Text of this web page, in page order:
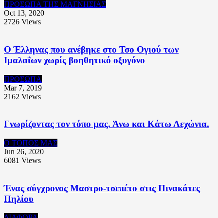
ΠΡΟΣΩΠΑ ΤΗΣ ΜΑΓΝΗΣΙΑΣ
Oct 13, 2020
2726 Views
Ο Έλληνας που ανέβηκε στο Τσο Ογιού των
Ιμαλαΐων χωρίς βοηθητικό οξυγόνο
ΠΡΟΣΩΠΑ
Mar 7, 2019
2162 Views
Γνωρίζοντας τον τόπο μας. Άνω και Κάτω Λεχώνια.
Ο ΤΟΠΟΣ ΜΑΣ
Jun 26, 2020
6081 Views
Ένας σύγχρονος Μαστρο-τσεπέτο στις Πινακάτες
Πηλίου